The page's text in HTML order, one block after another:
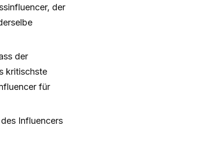
der
der
kritischste
für
Influencers